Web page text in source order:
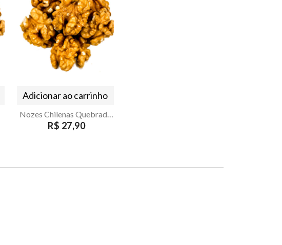
Adicionar ao carrinho
Nozes Chilenas Quebradas Descascadas Armazém Seu Luiz 350g
R$ 27,90